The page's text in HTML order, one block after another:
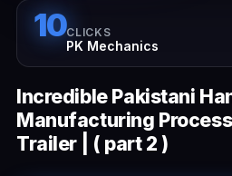
10CLICKS
PK Mechanics
Incredible Pakistani
Manufacturing
Trailer | ( part 2 )